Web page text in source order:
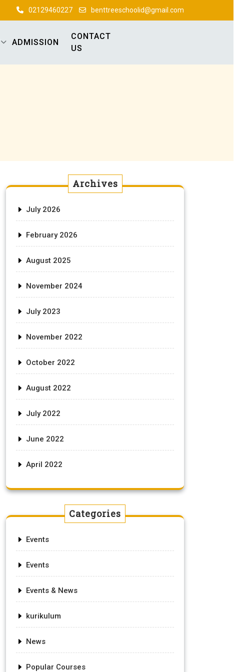
02129460227 benttreeschoolid@gmail.com
ADMISSION
CONTACT
US
Archives
July 2026
February 2026
August 2025
November 2024
July 2023
November 2022
October 2022
August 2022
July 2022
June 2022
April 2022
Categories
Events
Events
Events & News
kurikulum
News
Popular Courses